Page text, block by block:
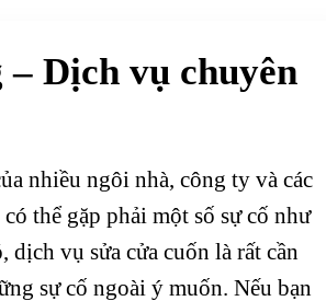
Dịch vụ chuyên
nhiều ngôi nhà, công ty và các
thể gặp phải một số sự cố như
vụ sửa cửa cuốn là rất cần
sự cố ngoài ý muốn. Nếu bạn